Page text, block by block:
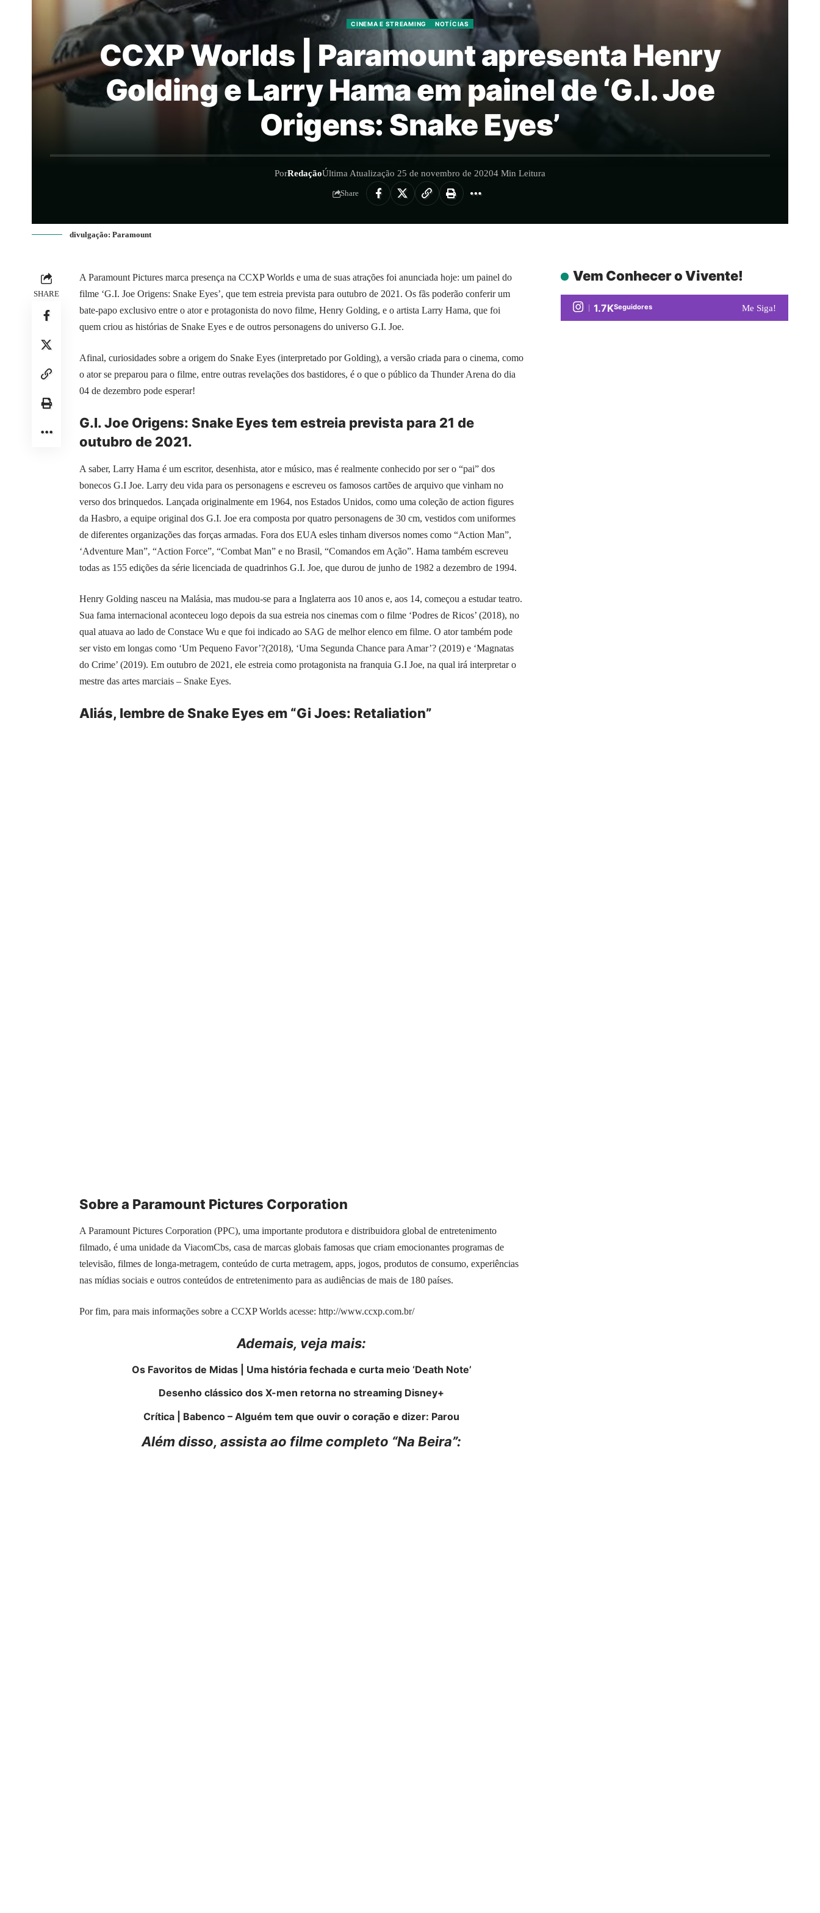
CINEMA E STREAMING NOTÍCIAS
CCXP Worlds | Paramount apresenta Henry
Golding e Larry Hama em painel de ‘G.I. Joe
Origens: Snake Eyes’
PorRedaçãoÚltima Atualização 25 de novembro de 20204 Min Leitura
Share
divulgação: Paramount
SHARE
A Paramount Pictures marca presença na CCXP Worlds e uma de suas atrações foi anunciada hoje: um painel do
filme ‘G.I. Joe Origens: Snake Eyes’, que tem estreia prevista para outubro de 2021. Os fãs poderão conferir um
bate-papo exclusivo entre o ator e protagonista do novo filme, Henry Golding, e o artista Larry Hama, que foi
quem criou as histórias de Snake Eyes e de outros personagens do universo G.I. Joe.
Afinal, curiosidades sobre a origem do Snake Eyes (interpretado por Golding), a versão criada para o cinema, como
o ator se preparou para o filme, entre outras revelações dos bastidores, é o que o público da Thunder Arena do dia
04 de dezembro pode esperar!
G.I. Joe Origens: Snake Eyes tem estreia prevista para 21 de
outubro de 2021.
A saber, Larry Hama é um escritor, desenhista, ator e músico, mas é realmente conhecido por ser o “pai” dos
bonecos G.I Joe. Larry deu vida para os personagens e escreveu os famosos cartões de arquivo que vinham no
verso dos brinquedos. Lançada originalmente em 1964, nos Estados Unidos, como uma coleção de action figures
da Hasbro, a equipe original dos G.I. Joe era composta por quatro personagens de 30 cm, vestidos com uniformes
de diferentes organizações das forças armadas. Fora dos EUA esles tinham diversos nomes como “Action Man”,
‘Adventure Man”, “Action Force”, “Combat Man” e no Brasil, “Comandos em Ação”. Hama também escreveu
todas as 155 edições da série licenciada de quadrinhos G.I. Joe, que durou de junho de 1982 a dezembro de 1994.
Henry Golding nasceu na Malásia, mas mudou-se para a Inglaterra aos 10 anos e, aos 14, começou a estudar teatro.
Sua fama internacional aconteceu logo depois da sua estreia nos cinemas com o filme ‘Podres de Ricos’ (2018), no
qual atuava ao lado de Constace Wu e que foi indicado ao SAG de melhor elenco em filme. O ator também pode
ser visto em longas como ‘Um Pequeno Favor’?(2018), ‘Uma Segunda Chance para Amar’? (2019) e ‘Magnatas
do Crime’ (2019). Em outubro de 2021, ele estreia como protagonista na franquia G.I Joe, na qual irá interpretar o
mestre das artes marciais – Snake Eyes.
Aliás, lembre de Snake Eyes em “Gi Joes: Retaliation”
Sobre a Paramount Pictures Corporation
A Paramount Pictures Corporation (PPC), uma importante produtora e distribuidora global de entretenimento
filmado, é uma unidade da ViacomCbs, casa de marcas globais famosas que criam emocionantes programas de
televisão, filmes de longa-metragem, conteúdo de curta metragem, apps, jogos, produtos de consumo, experiências
nas mídias sociais e outros conteúdos de entretenimento para as audiências de mais de 180 países.
Por fim, para mais informações sobre a CCXP Worlds acesse: http://www.ccxp.com.br/
Ademais, veja mais:
Os Favoritos de Midas | Uma história fechada e curta meio ‘Death Note’
Desenho clássico dos X-men retorna no streaming Disney+
Crítica | Babenco – Alguém tem que ouvir o coração e dizer: Parou
Além disso, assista ao filme completo “Na Beira”:
Vem Conhecer o Vivente!
1.7KSeguidores Me Siga!